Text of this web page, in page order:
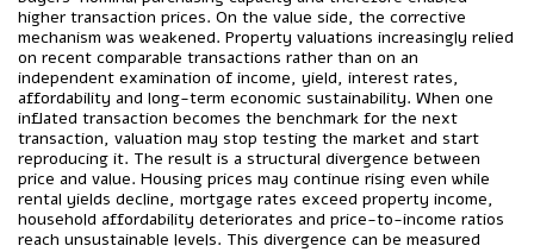
higher transaction prices. On the value side, the corrective
mechanism was weakened. Property valuations increasingly relied
on recent comparable transactions rather than on an
independent examination of income, yield, interest rates,
affordability and long-term economic sustainability. When one
inflated transaction becomes the benchmark for the next
transaction, valuation may stop testing the market and start
reproducing it. The result is a structural divergence between
price and value. Housing prices may continue rising even while
rental yields decline, mortgage rates exceed property income,
household affordability deteriorates and price-to-income ratios
reach unsustainable levels. This divergence can be measured